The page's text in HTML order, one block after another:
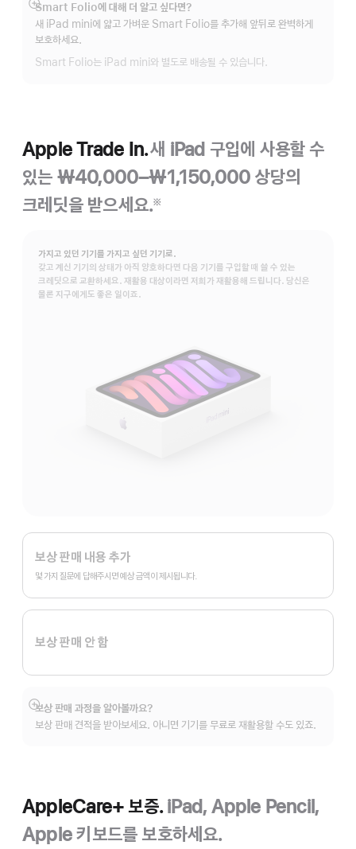
Smart Folio에 대해 더 알고 싶다면?
새 iPad mini에 얇고 가벼운 Smart Folio를 추가해 앞뒤로 완벽하게
보호하세요.
Smart Folio는 iPad mini와 별도로 배송될 수 있습니다.
자세히
보기
Apple Trade In.새 iPad 구입에 사용할 수
있는 ₩40,000–₩1,150,000 상당의
크레딧을 받으세요.※
가지고 있던 기기를 가지고 싶던 기기로.
갖고 계신 기기의 상태가 아직 양호하다면 다음 기기를 구입할 때 쓸 수 있는
크레딧으로 교환하세요. 재활용 대상이라면 저희가 재활용해 드립니다. 당신은
물론 지구에게도 좋은 일이죠.
Apple
Trade
In.
보상 판매 내용 추가
몇 가지 질문에 답해주시면 예상 금액이 제시됩니다.
보상 판매 안 함
보상 판매 과정을 알아볼까요?
보상 판매 견적을 받아보세요. 아니면 기기를 무료로 재활용할 수도 있죠.
자세히
보기
AppleCare+ 보증.iPad, Apple Pencil,
Apple 키보드를 보호하세요.